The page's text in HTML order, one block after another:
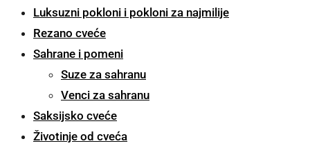
Luksuzni pokloni i pokloni za najmilije
Rezano cveće
Sahrane i pomeni
Suze za sahranu
Venci za sahranu
Saksijsko cveće
Životinje od cveća